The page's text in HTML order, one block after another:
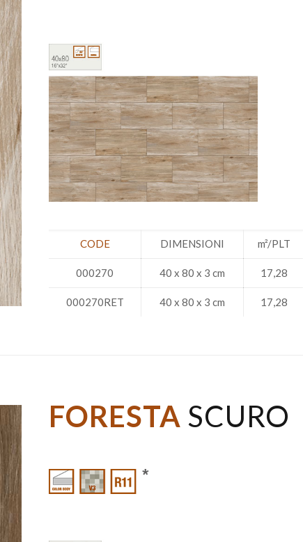
CODE DIMENSIONI m²/PLT
000270 40 x 80 x 3 cm 17,28
000270RET 40 x 80 x 3 cm 17,28
FORESTA SCURO